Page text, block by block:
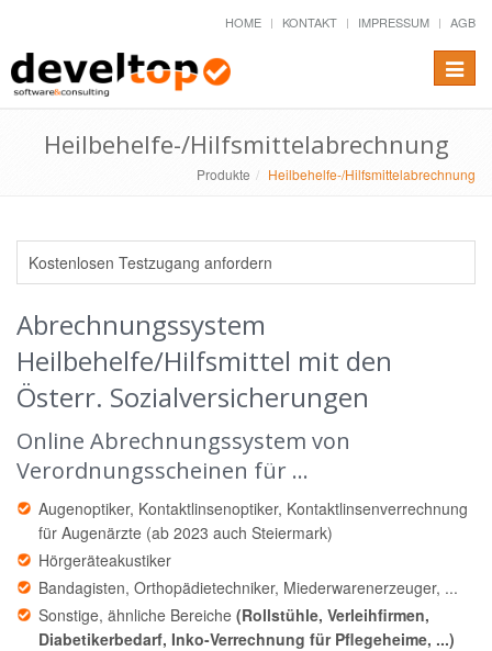
HOME KONTAKT IMPRESSUM AGB
Toggle
Heilbehelfe-/Hilfsmittelabrechnung
Produkte Heilbehelfe-/Hilfsmittelabrechnung
Kostenlosen Testzugang anfordern
Abrechnungssystem
Heilbehelfe/Hilfsmittel mit den
Österr. Sozialversicherungen
Online Abrechnungssystem von
Verordnungsscheinen für ...
Augenoptiker, Kontaktlinsenoptiker, Kontaktlinsenverrechnung
für Augenärzte (ab 2023 auch Steiermark)
Hörgeräteakustiker
Bandagisten, Orthopädietechniker, Miederwarenerzeuger, ...
Sonstige, ähnliche Bereiche (Rollstühle, Verleihfirmen,
Diabetikerbedarf, Inko-Verrechnung für Pflegeheime, ...)